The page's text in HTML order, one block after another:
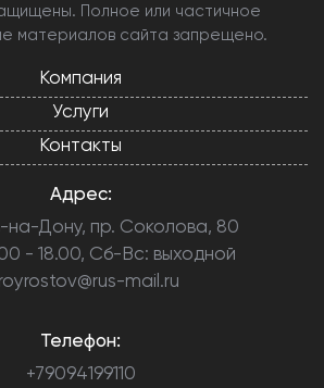
Полное или частичное
материалов сайта запрещено.
Компания
Услуги
Контакты
Адрес:
на-Дону, пр. Соколова, 80
- 18.00, Сб-Вс: выходной
mail.ru
Телефон:
+79094199110